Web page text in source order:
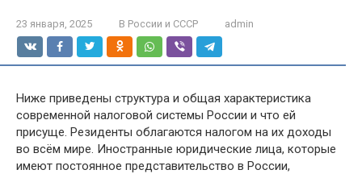
23 января, 2025 В России и СССР admin
Ниже приведены структура и общая характеристика
современной налоговой системы России и что ей
присуще. Резиденты облагаются налогом на их доходы
во всём мире. Иностранные юридические лица, которые
имеют постоянное представительство в России,